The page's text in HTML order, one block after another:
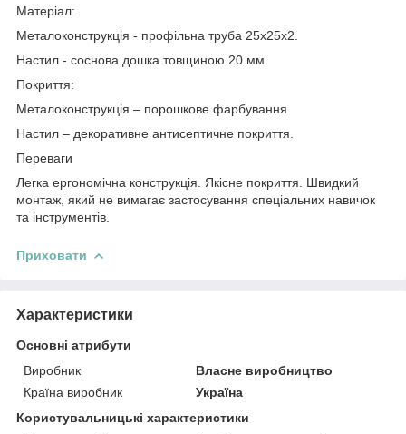
Матеріал:
Металоконструкція - профільна труба 25х25х2.
Настил - соснова дошка товщиною 20 мм.
Покриття:
Металоконструкція – порошкове фарбування
Настил – декоративне антисептичне покриття.
Переваги
Легка ергономічна конструкція. Якісне покриття. Швидкий
монтаж, який не вимагає застосування спеціальних навичок
та інструментів.
Приховати
Характеристики
Основні атрибути
Виробник
Власне виробництво
Країна виробник
Україна
Користувальницькі характеристики